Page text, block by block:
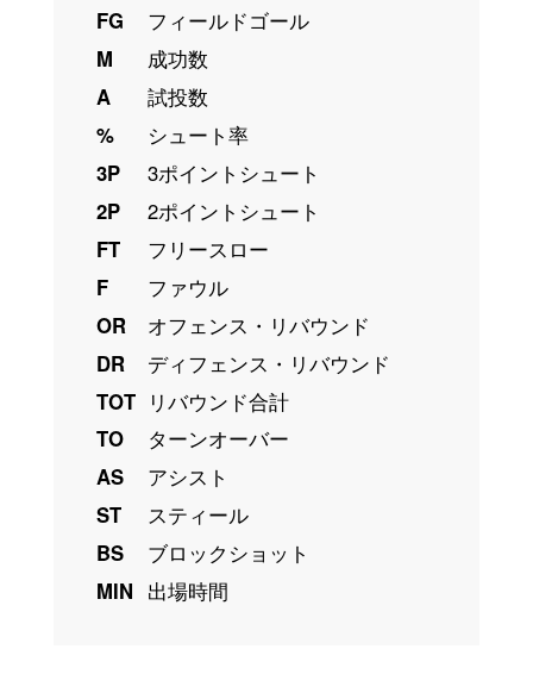
FG
フィールドゴール
M
成功数
A
試投数
%
シュート率
3P
3ポイントシュート
2P
2ポイントシュート
FT
フリースロー
F
ファウル
OR
オフェンス・リバウンド
DR
ディフェンス・リバウンド
TOT リバウンド合計
TO
ターンオーバー
AS
アシスト
ST
スティール
BS
ブロックショット
MIN 出場時間